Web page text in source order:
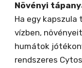
Növényi
Ha egy
vízben,
humátok
rendszeres